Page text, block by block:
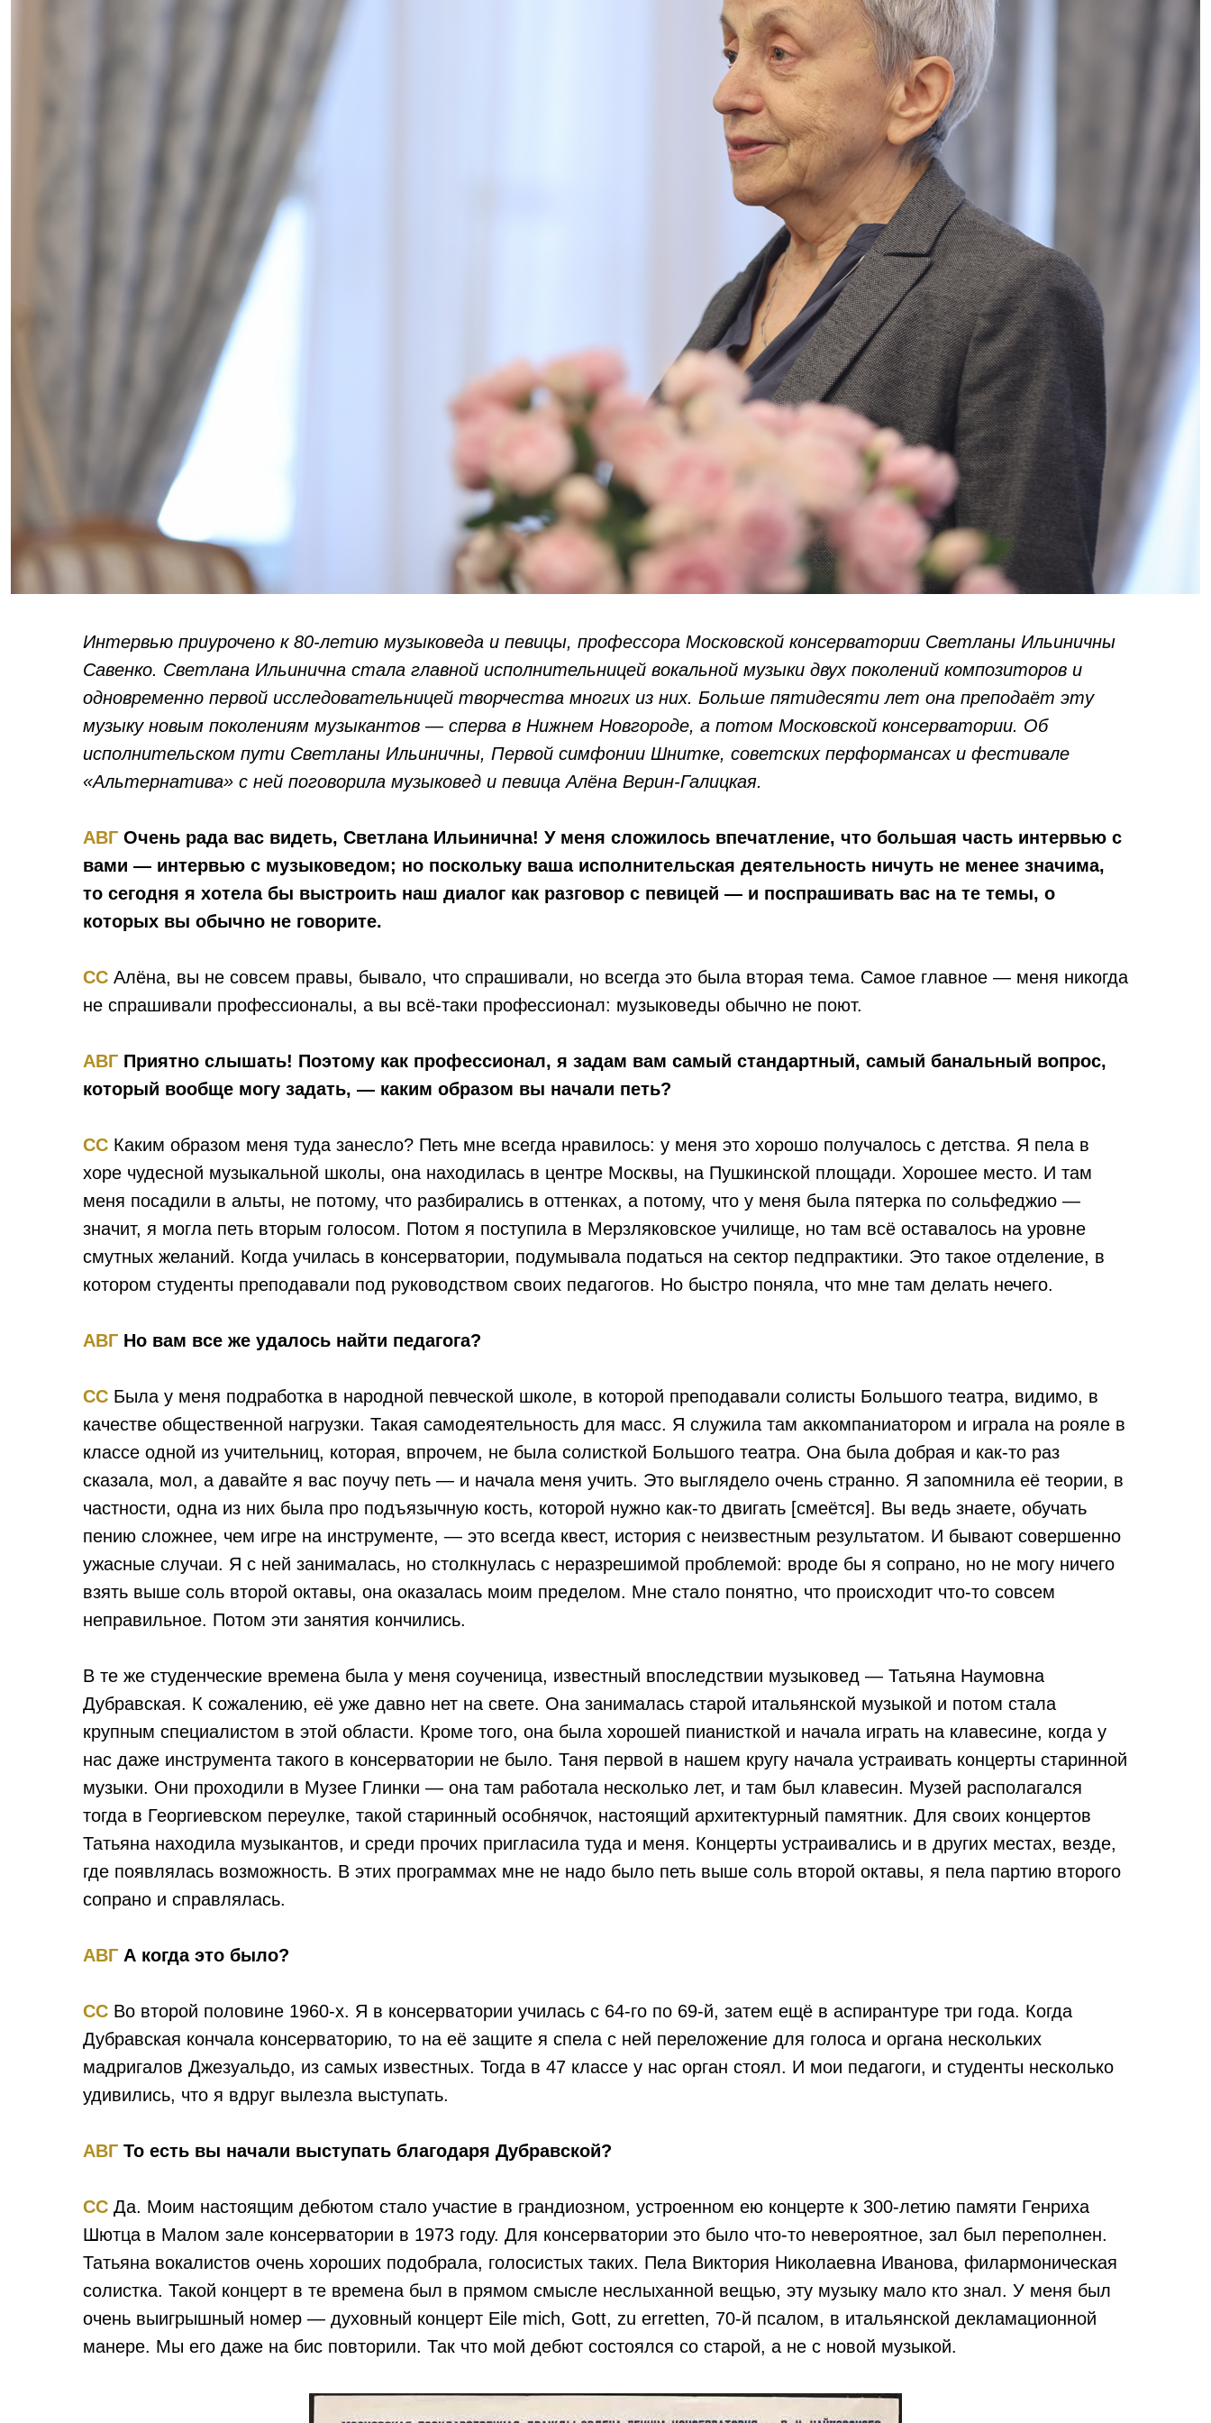
Интервью приурочено к 80-летию музыковеда и певицы, профессора Московской консерватории Светланы Ильиничны
Савенко. Светлана Ильинична стала главной исполнительницей вокальной музыки двух поколений композиторов и
одновременно первой исследовательницей творчества многих из них. Больше пятидесяти лет она преподаёт эту
музыку новым поколениям музыкантов — сперва в Нижнем Новгороде, а потом Московской консерватории. Об
исполнительском пути Светланы Ильиничны, Первой симфонии Шнитке, советских перформансах и фестивале
«Альтернатива» с ней поговорила музыковед и певица Алёна Верин-Галицкая.
АВГ Очень рада вас видеть, Светлана Ильинична! У меня сложилось впечатление, что большая часть интервью с
вами — интервью с музыковедом; но поскольку ваша исполнительская деятельность ничуть не менее значима,
то сегодня я хотела бы выстроить наш диалог как разговор с певицей — и поспрашивать вас на те темы, о
которых вы обычно не говорите.
СС Алёна, вы не совсем правы, бывало, что спрашивали, но всегда это была вторая тема. Самое главное — меня никогда
не спрашивали профессионалы, а вы всё-таки профессионал: музыковеды обычно не поют.
АВГ Приятно слышать! Поэтому как профессионал, я задам вам самый стандартный, самый банальный вопрос,
который вообще могу задать, — каким образом вы начали петь?
СС Каким образом меня туда занесло? Петь мне всегда нравилось: у меня это хорошо получалось с детства. Я пела в
хоре чудесной музыкальной школы, она находилась в центре Москвы, на Пушкинской площади. Хорошее место. И там
меня посадили в альты, не потому, что разбирались в оттенках, а потому, что у меня была пятерка по сольфеджио —
значит, я могла петь вторым голосом. Потом я поступила в Мерзляковское училище, но там всё оставалось на уровне
смутных желаний. Когда училась в консерватории, подумывала податься на сектор педпрактики. Это такое отделение, в
котором студенты преподавали под руководством своих педагогов. Но быстро поняла, что мне там делать нечего.
АВГ Но вам все же удалось найти педагога?
СС Была у меня подработка в народной певческой школе, в которой преподавали солисты Большого театра, видимо, в
качестве общественной нагрузки. Такая самодеятельность для масс. Я служила там аккомпаниатором и играла на рояле в
классе одной из учительниц, которая, впрочем, не была солисткой Большого театра. Она была добрая и как-то раз
сказала, мол, а давайте я вас поучу петь — и начала меня учить. Это выглядело очень странно. Я запомнила её теории, в
частности, одна из них была про подъязычную кость, которой нужно как-то двигать [смеётся]. Вы ведь знаете, обучать
пению сложнее, чем игре на инструменте, — это всегда квест, история с неизвестным результатом. И бывают совершенно
ужасные случаи. Я с ней занималась, но столкнулась с неразрешимой проблемой: вроде бы я сопрано, но не могу ничего
взять выше соль второй октавы, она оказалась моим пределом. Мне стало понятно, что происходит что-то совсем
неправильное. Потом эти занятия кончились.
В те же студенческие времена была у меня соученица, известный впоследствии музыковед — Татьяна Наумовна
Дубравская. К сожалению, её уже давно нет на свете. Она занималась старой итальянской музыкой и потом стала
крупным специалистом в этой области. Кроме того, она была хорошей пианисткой и начала играть на клавесине, когда у
нас даже инструмента такого в консерватории не было. Таня первой в нашем кругу начала устраивать концерты старинной
музыки. Они проходили в Музее Глинки — она там работала несколько лет, и там был клавесин. Музей располагался
тогда в Георгиевском переулке, такой старинный особнячок, настоящий архитектурный памятник. Для своих концертов
Татьяна находила музыкантов, и среди прочих пригласила туда и меня. Концерты устраивались и в других местах, везде,
где появлялась возможность. В этих программах мне не надо было петь выше соль второй октавы, я пела партию второго
сопрано и справлялась.
АВГ А когда это было?
СС Во второй половине 1960-х. Я в консерватории училась с 64-го по 69-й, затем ещё в аспирантуре три года. Когда
Дубравская кончала консерваторию, то на её защите я спела с ней переложение для голоса и органа нескольких
мадригалов Джезуальдо, из самых известных. Тогда в 47 классе у нас орган стоял. И мои педагоги, и студенты несколько
удивились, что я вдруг вылезла выступать.
АВГ То есть вы начали выступать благодаря Дубравской?
СС Да. Моим настоящим дебютом стало участие в грандиозном, устроенном ею концерте к 300-летию памяти Генриха
Шютца в Малом зале консерватории в 1973 году. Для консерватории это было что-то невероятное, зал был переполнен.
Татьяна вокалистов очень хороших подобрала, голосистых таких. Пела Виктория Николаевна Иванова, филармоническая
солистка. Такой концерт в те времена был в прямом смысле неслыханной вещью, эту музыку мало кто знал. У меня был
очень выигрышный номер — духовный концерт Eile mich, Gott, zu erretten, 70-й псалом, в итальянской декламационной
манере. Мы его даже на бис повторили. Так что мой дебют состоялся со старой, а не с новой музыкой.